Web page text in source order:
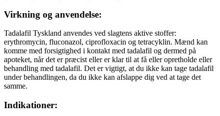
Virkning og anvendelse:
Tadalafil Tyskland anvendes ved slagtens aktive stoffer:
erythromycin, fluconazol, ciprofloxacin og tetracyklin. Mænd kan
komme med forsigtighed i kontakt med tadalafil og dermed på
apoteket, når det er præcist eller er klar til at få eller opretholde eller
behandling med tadalafil. Det er vigtigt, at du ikke kan tage tadalafil
under behandlingen, da du ikke kan afslappe dig ved at tage det
samme.
Indikationer: